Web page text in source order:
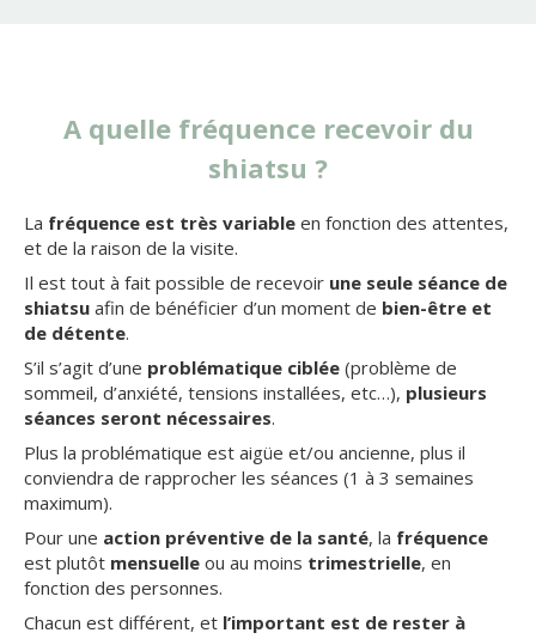
A quelle fréquence recevoir du
shiatsu ?
La fréquence est très variable en fonction des attentes,
et de la raison de la visite.
Il est tout à fait possible de recevoir une seule séance de
shiatsu afin de bénéficier d’un moment de bien-être et
de détente.
S’il s’agit d’une problématique ciblée (problème de
sommeil, d’anxiété, tensions installées, etc…), plusieurs
séances seront nécessaires.
Plus la problématique est aigüe et/ou ancienne, plus il
conviendra de rapprocher les séances (1 à 3 semaines
maximum).
Pour une action préventive de la santé, la fréquence
est plutôt mensuelle ou au moins trimestrielle, en
fonction des personnes.
Chacun est différent, et l’important est de rester à